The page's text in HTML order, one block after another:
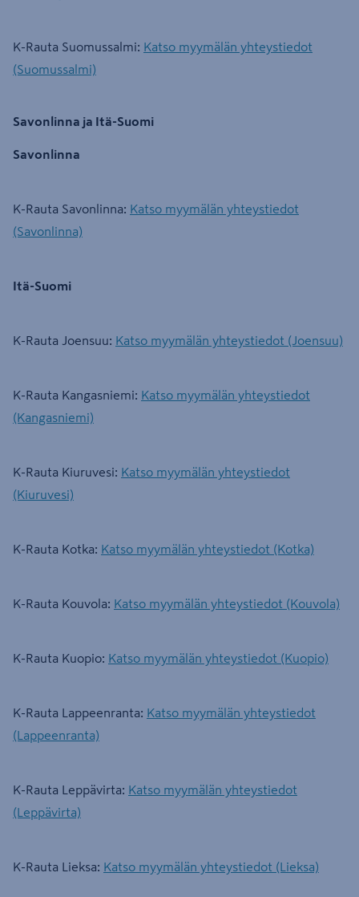
K-Rauta Suomussalmi: Katso myymälän yhteystiedot
(Suomussalmi)
Savonlinna ja Itä-Suomi
Savonlinna
K-Rauta Savonlinna: Katso myymälän yhteystiedot
(Savonlinna)
Itä-Suomi
K-Rauta Joensuu: Katso myymälän yhteystiedot (Joensuu)
K-Rauta Kangasniemi: Katso myymälän yhteystiedot
(Kangasniemi)
K-Rauta Kiuruvesi: Katso myymälän yhteystiedot
(Kiuruvesi)
K-Rauta Kotka: Katso myymälän yhteystiedot (Kotka)
K-Rauta Kouvola: Katso myymälän yhteystiedot (Kouvola)
K-Rauta Kuopio: Katso myymälän yhteystiedot (Kuopio)
K-Rauta Lappeenranta: Katso myymälän yhteystiedot
(Lappeenranta)
K-Rauta Leppävirta: Katso myymälän yhteystiedot
(Leppävirta)
K-Rauta Lieksa: Katso myymälän yhteystiedot (Lieksa)